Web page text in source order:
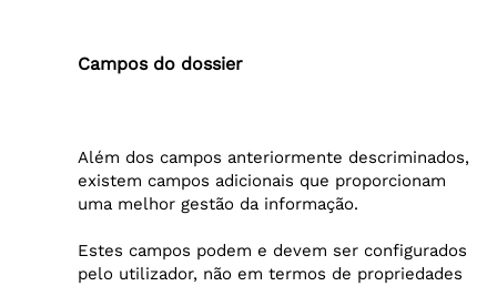
Campos do dossier
Além dos campos anteriormente descriminados,
existem campos adicionais que proporcionam
uma melhor gestão da informação.
Estes campos podem e devem ser configurados
pelo utilizador, não em termos de propriedades